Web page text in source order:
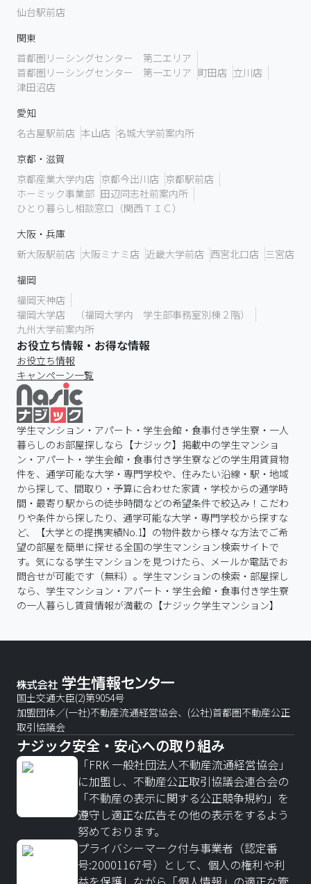
仙台駅前店
関東
首都圏リーシングセンター 第二エリア
首都圏リーシングセンター 第一エリア 町田店 立川店
津田沼店
愛知
名古屋駅前店 本山店 名城大学前案内所
京都・滋賀
京都産業大学内店 京都今出川店 京都駅前店
ホーミック事業部 田辺同志社前案内所
ひとり暮らし相談窓口（関西ＴＩＣ）
大阪・兵庫
新大阪駅前店 大阪ミナミ店 近畿大学前店 西宮北口店 三宮店
福岡
福岡天神店
福岡大学店 （福岡大学内 学生部事務室別棟２階）
九州大学前案内所
お役立ち情報・お得な情報
お役立ち情報
キャンペーン一覧
学生マンション・アパート・学生会館・食事付き学生寮・一人
暮らしのお部屋探しなら【ナジック】掲載中の学生マンショ
ン・アパート・学生会館・食事付き学生寮などの学生用賃貸物
件を、通学可能な大学・専門学校や、住みたい沿線・駅・地域
から探して、間取り・予算に合わせた家賃・学校からの通学時
間・最寄り駅からの徒歩時間などの希望条件で絞込み！こだわ
りや条件から探したり、通学可能な大学・専門学校から探すな
ど、【大学との提携実績No.1】の物件数から様々な方法でご希
望の部屋を簡単に探せる全国の学生マンション検索サイトで
す。気になる学生マンションを見つけたら、メールか電話でお
問合せが可能です（無料）。学生マンションの検索・部屋探し
なら、学生マンション・アパート・学生会館・食事付き学生寮
の一人暮らし賃貸情報が満載の【ナジック学生マンション】
国土交通大臣(2)第9054号
加盟団体／(一社)不動産流通経営協会、(公社)首都圏不動産公正
取引協議会
ナジック安全・安心への取り組み
「FRK 一般社団法人不動産流通経営協会」
に加盟し、不動産公正取引協議会連合会の
「不動産の表示に関する公正競争規約」を
遵守し適正な広告その他の表示をするよう
努めております。
プライバシーマーク付与事業者（認定番
号:20001167号）として、個人の権利や利